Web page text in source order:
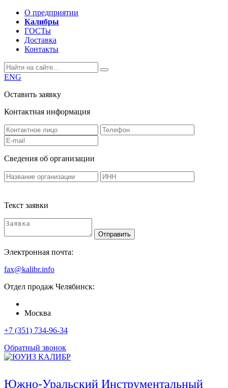
О предприятии
Калибры
ГОСТы
Доставка
Контакты
ENG
Оставить заявку
Контактная информация
Сведения об организации
Текст заявки
Отправить
Электронная почта:
fax@kalibr.info
Отдел продаж Челябинск:
Москва
+7 (351) 734-96-34
Обратный звонок
Южно-Уральский Инструментальный